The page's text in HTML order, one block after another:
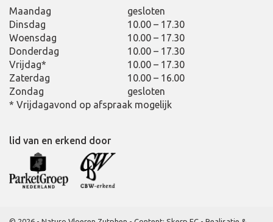
Maandag
gesloten
Dinsdag
10.00 – 17.30
Woensdag
10.00 – 17.30
Donderdag
10.00 – 17.30
Vrijdag*
10.00 – 17.30
Zaterdag
10.00 – 16.00
Zondag
gesloten
* Vrijdagavond op afspraak mogelijk
lid van en erkend door